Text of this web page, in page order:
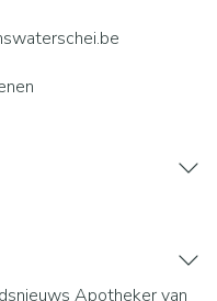
Apotheker van